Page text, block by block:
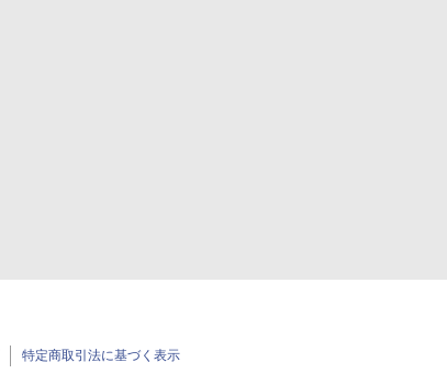
特定商取引法に基づく表示